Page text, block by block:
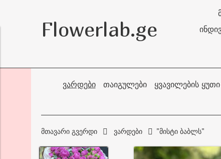
Flowerlab.ge
ᲕᲐᲠᲓᲔᲑᲘ ᲗᲐᲘᲒᲣᲚᲔᲑᲘ ᲧᲕᲐᲕᲘᲚᲔᲑᲘᲡ ᲧᲣᲗᲘ
მთავარი გვერდი ვარდები "მისტი ბაბლს"